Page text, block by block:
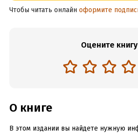
Чтобы читать онлайн оформите
Оцените книгу
О книге
В этом издании вы найдете нужную